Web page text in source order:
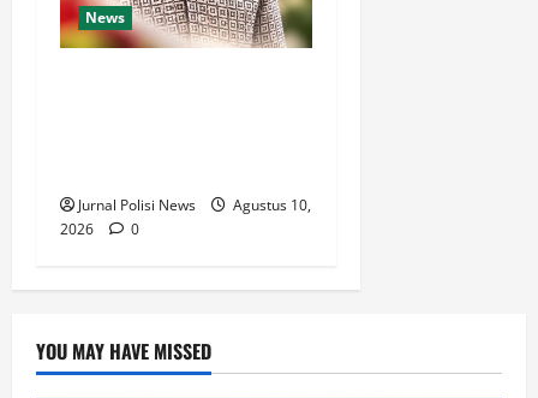
News
Jurnal Polisi News
Agustus 10,
2026
0
YOU MAY HAVE MISSED